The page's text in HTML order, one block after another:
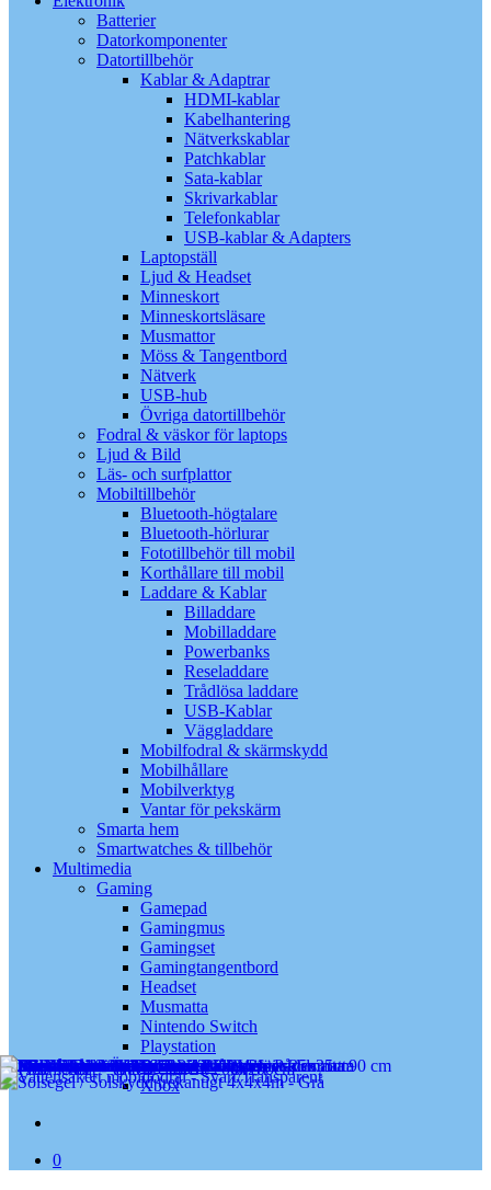
Batterier
Datorkomponenter
Datortillbehör
Kablar & Adaptrar
HDMI-kablar
Kabelhantering
Nätverkskablar
Patchkablar
Sata-kablar
Skrivarkablar
Telefonkablar
USB-kablar & Adapters
Laptopställ
Ljud & Headset
Minneskort
Minneskortsläsare
Musmattor
Möss & Tangentbord
Nätverk
USB-hub
Övriga datortillbehör
Fodral & väskor för laptops
Ljud & Bild
Läs- och surfplattor
Mobiltillbehör
Bluetooth-högtalare
Bluetooth-hörlurar
Fototillbehör till mobil
Korthållare till mobil
Laddare & Kablar
Billaddare
Mobilladdare
Powerbanks
Reseladdare
Trådlösa laddare
USB-Kablar
Väggladdare
Mobilfodral & skärmskydd
Mobilhållare
Mobilverktyg
Vantar för pekskärm
Smarta hem
Smartwatches & tillbehör
Multimedia
Gaming
Gamepad
Gamingmus
Gamingset
Gamingtangentbord
Headset
Musmatta
Nintendo Switch
Playstation
Spelkonsol
Xbox
0